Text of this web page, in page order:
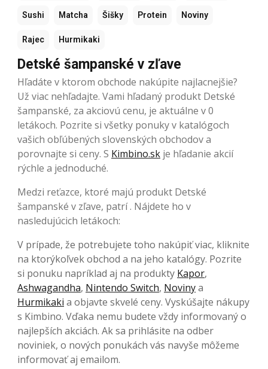
Sushi Matcha Šišky Protein Noviny
Rajec Hurmikaki
Detské šampanské v zľave
Hľadáte v ktorom obchode nakúpite najlacnejšie?
Už viac nehľadajte. Vami hľadaný produkt Detské
šampanské, za akciovú cenu, je aktuálne v 0
letákoch. Pozrite si všetky ponuky v katalógoch
vašich obľúbených slovenských obchodov a
porovnajte si ceny. S Kimbino.sk je hľadanie akcií
rýchle a jednoduché.
Medzi reťazce, ktoré majú produkt Detské
šampanské v zľave, patrí . Nájdete ho v
nasledujúcich letákoch:
V prípade, že potrebujete toho nakúpiť viac, kliknite
na ktorýkoľvek obchod a na jeho katalógy. Pozrite
si ponuku napríklad aj na produkty Kapor,
Ashwagandha, Nintendo Switch, Novinya
Hurmikaki a objavte skvelé ceny. Vyskúšajte nákupy
s Kimbino. Vďaka nemu budete vždy informovaný o
najlepších akciách. Ak sa prihlásite na odber
noviniek, o nových ponukách vás navyše môžeme
informovať aj emailom.